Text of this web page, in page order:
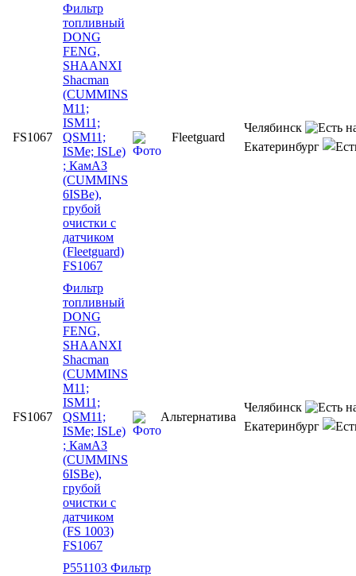
FS1067
Фильтр
топливный
DONG
FENG,
SHAANXI
Shacman
(CUMMINS
M11;
ISM11;
QSM11;
ISMe; ISLe)
; КамАЗ
(CUMMINS
6ISBe),
грубой
очистки с
датчиком
(Fleetguard)
FS1067
Fleetguard
Челябинск
Екатеринбург
FS1067
Фильтр
топливный
DONG
FENG,
SHAANXI
Shacman
(CUMMINS
M11;
ISM11;
QSM11;
ISMe; ISLe)
; КамАЗ
(CUMMINS
6ISBe),
грубой
очистки с
датчиком
(FS 1003)
FS1067
Альтернатива
Челябинск
Екатеринбург
P551103 Фильтр